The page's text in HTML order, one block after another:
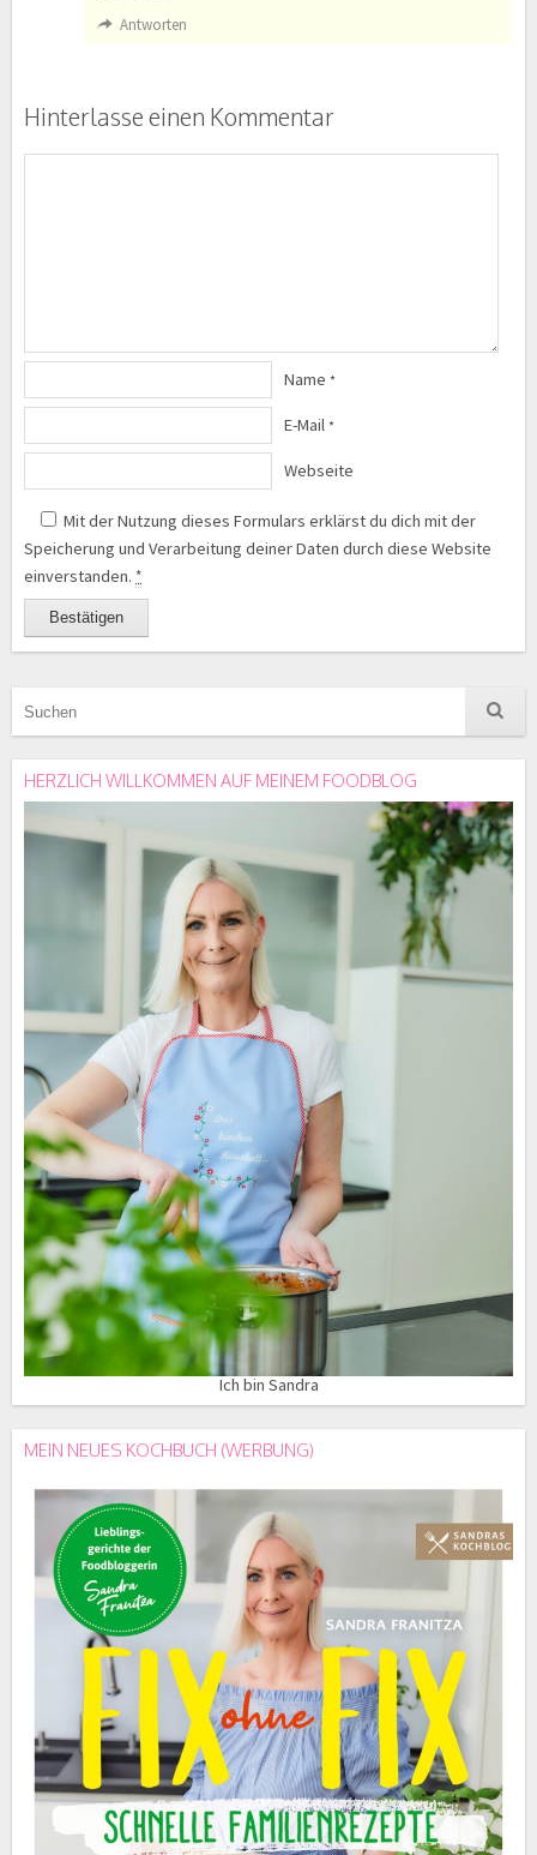
Antworten
Hinterlasse einen Kommentar
Name *
E-Mail *
Webseite
Mit der Nutzung dieses Formulars erklärst du dich mit der
Speicherung und Verarbeitung deiner Daten durch diese Website
einverstanden. *
HERZLICH WILLKOMMEN AUF MEINEM FOODBLOG
Ich bin Sandra
MEIN NEUES KOCHBUCH (WERBUNG)